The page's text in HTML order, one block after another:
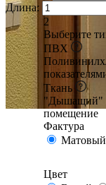
Длина:
2
Выберите
ПВХ
Ткань
"Дышащий"
помещение
Фактура
Матовый
Цвет